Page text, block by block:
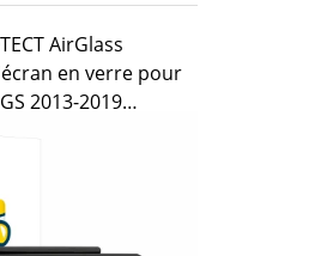
AirGlass
en verre pour
2013-2019